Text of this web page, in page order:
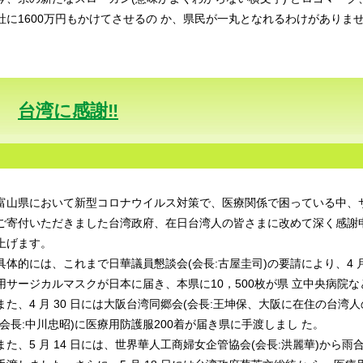
に1600万円もかけてさせるの か、県民が一丸となれるわけがありま
台湾に感謝‼️
山県において新型コロナウイルス対策で、医療関係で困っている中
寄付いただきました台湾政府、在日台湾人の皆さまに改めて深く感
げます。
体的には、これまで日華議員懇談会(会長:古屋圭司)の要請により、4
サージカルマスクが日本に届き、本県に10，500枚が県 立中央病院
た、4 月 30 日には大阪台湾同郷会(会長:王坤保、大阪に在住の台湾
長:中川忠昭)に医療用防護服200着が届き県に手渡しまし た。
た、5 月 14 日には、世界華人工商婦女企管協会(会長:洪麗華)から雨